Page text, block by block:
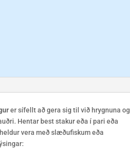
er sífellt að gera sig til við hrygnuna og
Hentar best stakur eða í pari eða
vera með slæðufiskum eða